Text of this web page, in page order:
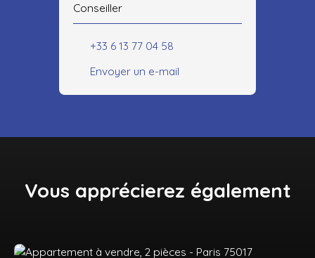
Conseiller
+33 6 13 77 04 58
Envoyer un e-mail
Vous apprécierez également